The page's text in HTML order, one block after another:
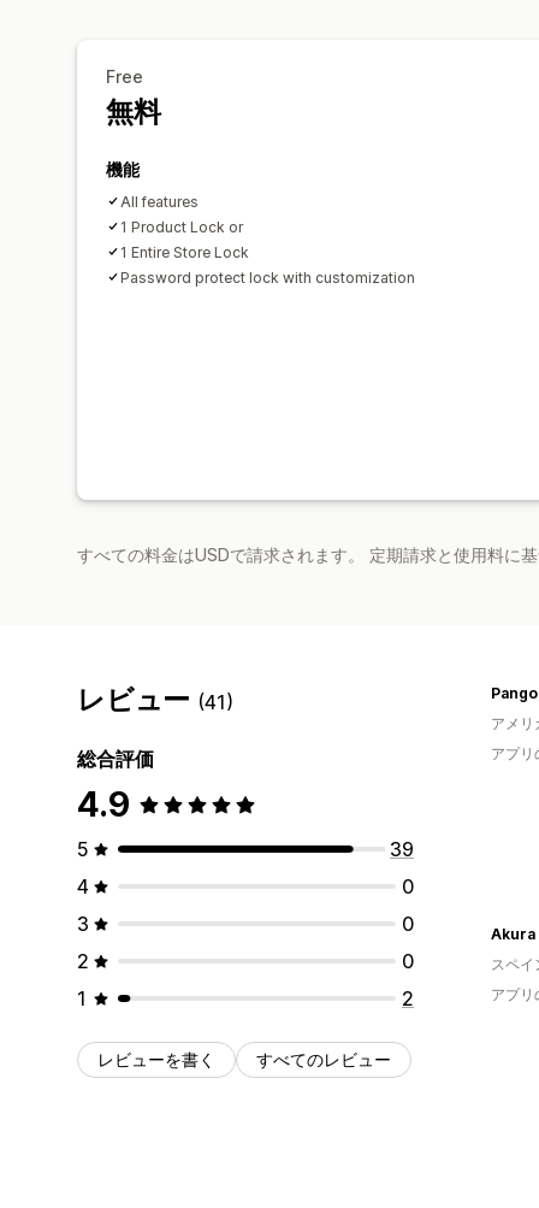
Free
無料
機能
All features
1 Product Lock or
1 Entire Store Lock
Password protect lock with customization
すべての料金はUSDで請求されます。 定期請求と使用料に
レビュー (41)
総合評価
4.9
5
39
4
0
3
0
2
0
1
2
レビューを書く すべてのレビュー
アメリ
アプ
Akura
スペイ
アプリ